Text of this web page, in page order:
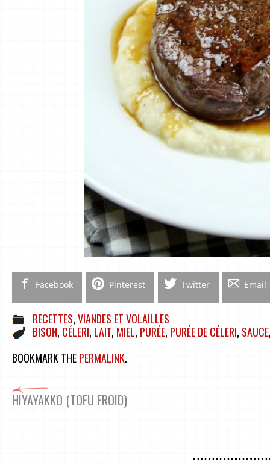
Facebook Pinterest Twitter Email
RECETTES,VIANDES ET VOLAILLES
BISON, CÉLERI, LAIT, MIEL, PURÉE, PURÉE DE CÉLERI, SAUCE
BOOKMARK THEPERMALINK.
HIYAYAKKO (TOFU FROID)